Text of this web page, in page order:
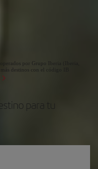
por Grupo Iberia (Iberia,
destinos con el código IB
para tu